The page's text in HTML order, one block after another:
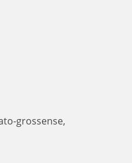
grossense,